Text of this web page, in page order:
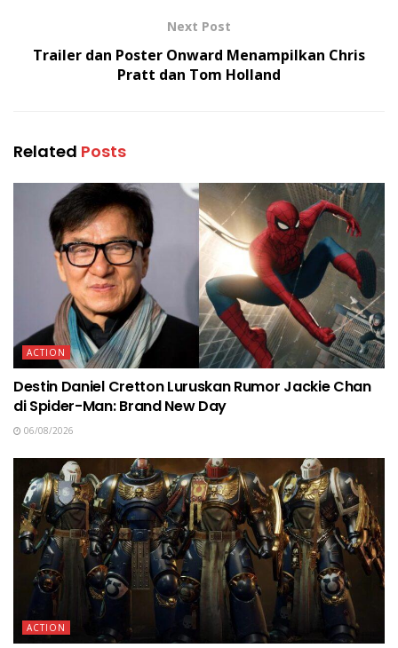
Next Post
Trailer dan Poster Onward Menampilkan Chris
Pratt dan Tom Holland
Related Posts
ACTION
Destin Daniel Cretton Luruskan Rumor Jackie Chan
di Spider-Man: Brand New Day
06/08/2026
ACTION